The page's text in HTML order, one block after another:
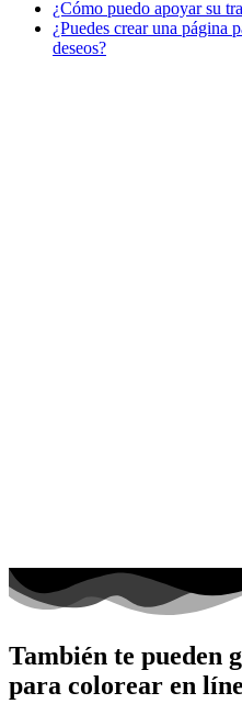
Libros para colorear para niños
Nezaradené
¿Cómo puedo apoyar su
¿Puedes crear una página
deseos?
También te pueden
para colorear en